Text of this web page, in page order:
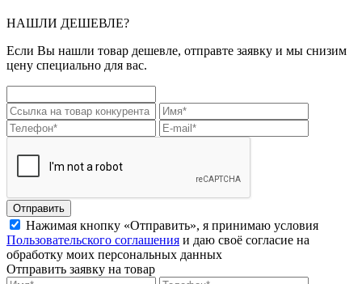
НАШЛИ ДЕШЕВЛЕ?
Если Вы нашли товар дешевле, отправте заявку и мы снизим
цену специально для вас.
Отправить
Нажимая кнопку «Отправить», я принимаю условия
Пользовательского соглашения и даю своё согласие на
обработку моих персональных данных
Отправить заявку на товар